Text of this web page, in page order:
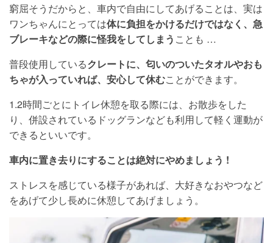
窮屈そうだからと、車内で自由にしてあげることは、実は
ワンちゃんにとっては体に負担をかけるだけではなく、急
ブレーキなどの際に怪我をしてしまう ことも …
普段使用しているクレートに、匂いのついたタオルやおも
ちゃが入っていれば、安心して休むことができます。
1.2時間ごとにトイレ休憩を取る際には、お散歩をした
り、併設されているドッグランなども利用して軽く運動が
できるといいです。
車内に置き去りにすることは絶対にやめましょう !
ストレスを感じている様子があれば、大好きなおやつなど
をあげて少し長めに休憩してあげましょう。